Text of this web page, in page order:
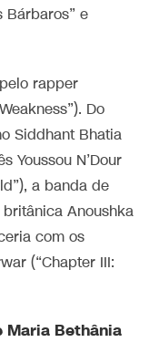
Bárbaros” e
rapper
Do
Siddhant Bhatia
Youssou N’Dour
a banda de
britânica Anoushka
com os
(“Chapter III:
Maria Bethânia